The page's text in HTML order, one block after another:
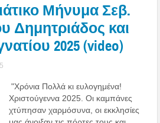
Μήνυμα Σεβ.
Δημητριάδος και
2025 (video)
"Χρόνια Πολλά κι ευλογημένα!
Χριστούγεννα 2025. Οι καμπάνες
χτύπησαν χαρμόσυνα, οι εκκλησίες